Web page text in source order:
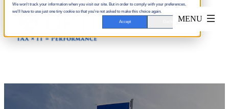
We won't track your information when you visit our site. But in order to comply with your preferences,
we'll have to use just one tiny cookie so that you're not asked to make this choice again.
Accept